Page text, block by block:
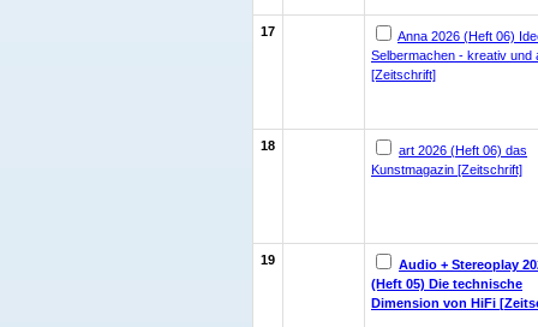
17
Anna 2026 (Heft 06)
Selbermachen - kreativ und
[Zeitschrift]
18
art 2026 (Heft 06) das
Kunstmagazin [Zeitschrift]
19
Audio + Stereoplay
(Heft 05) Die technische
Dimension von HiFi